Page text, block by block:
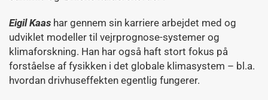
Eigil Kaas har gennem sin karriere arbejdet med og
udviklet modeller til vejrprognose-systemer og
klimaforskning. Han har også haft stort fokus på
forståelse af fysikken i det globale klimasystem – bl.a.
hvordan drivhuseffekten egentlig fungerer.